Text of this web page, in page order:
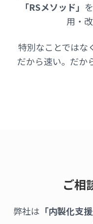
「RSメソッド」
用・
特別なことではな
だから速い。だか
ご相
弊社は 「内製化支援